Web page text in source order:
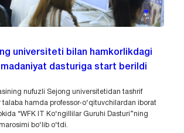
universiteti bilan hamkorlikdagi
madaniyat dasturiga start berildi
nufuzli Sejong universitetidan tashrif
talaba hamda professor-o‘qituvchilardan iborat
“WFK IT Ko‘ngillilar Guruhi Dasturi”ning
bo‘lib o‘tdi.